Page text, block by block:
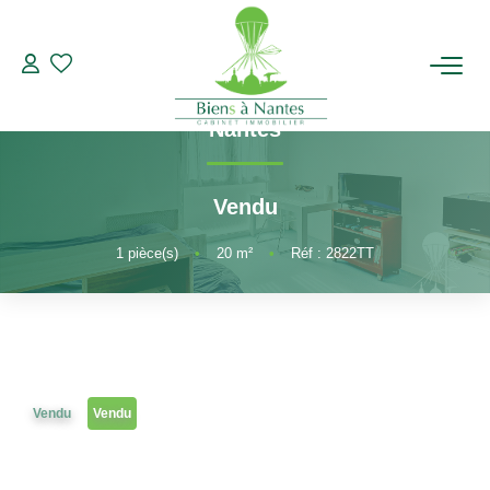
ACHETER
ESTIMER
Référence 2822TT
A vendre Studio avec parking Nantes
Nantes
Vendu
1 pièce(s) • 20 m² • Réf : 2822TT
Vendu Vendu